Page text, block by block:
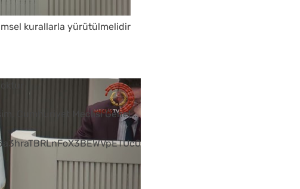
kurallarla yürütülmelidir
Cumhuriyet Meclisi Genel...